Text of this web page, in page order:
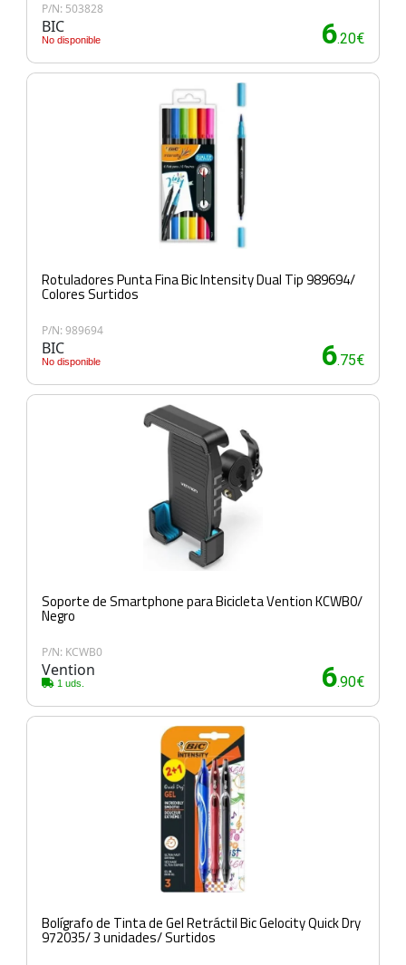
P/N: 503828
BIC
No disponible 6.20€
Rotuladores Punta Fina Bic Intensity Dual Tip 989694/
Colores Surtidos
P/N: 989694
BIC
No disponible 6.75€
Soporte de Smartphone para Bicicleta Vention KCWB0/
Negro
P/N: KCWB0
Vention
1 uds. 6.90€
Bolígrafo de Tinta de Gel Retráctil Bic Gelocity Quick Dry
972035/ 3 unidades/ Surtidos